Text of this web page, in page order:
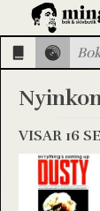
VISAR 16